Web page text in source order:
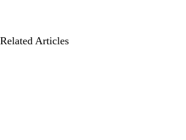
Related Articles